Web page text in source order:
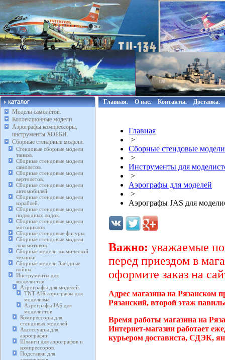
Модели самолётов.
Коллекционные модели
Аэрографы компрессоры,
инструменты ХОББИ.
Сборные стендовые модели.
Стендовые сборные модели
танков.
Сборные стендовые модели
самолетов.
Сборные стендовые модели
вертолетов.
Сборные стендовые модели
автомобилей.
Сборные стендовые модели
кораблей.
Сборные стендовые модели
подводных лодок.
Сборные стендовые модели
мотоциклов.
Сборные стендовые фигуры.
Сборные стендовые модели
локомотивов.
Сборные модели космической
техники
Сборные модели Звездные
войны
Инструменты для
моделистов
Аэрографы для моделей
TNT AIR аэрографы для
моделизма
Аэрографы JAS для
моделистов
Компрессоры для
стендовых моделей
Аксессуары для
аэрографии
Шланги для аэрографов и
компрессоров.
Подставки для
Главная. О нас. Контакты. Доставка.
Главная
>
Сборные стендовые
>
Инструменты для
>
Аэрографы для моделей
>
Аэрографы JAS для
Важно: уважаемые
перед приездом в
оформите заказ на
Адрес магазина на Рязанском
Рязанский, второй этаж
Время работы магазина на
Интернет-магазин работает
курьером достависта, СДЭК,